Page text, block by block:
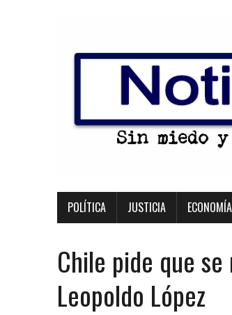
POLÍTICA JUSTICIA ECONOMÍA
Chile pide que
Leopoldo López